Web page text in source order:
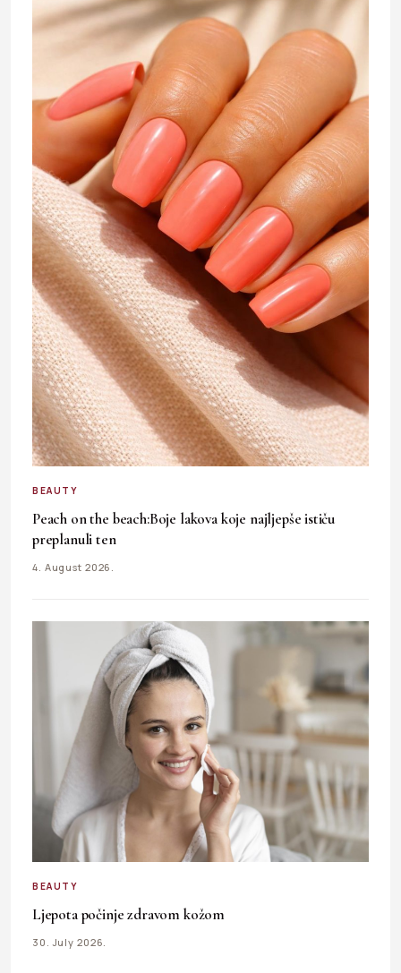
BEAUTY
Peach on the beach:Boje lakova koje najljepše ističu
preplanuli ten
4. August 2026.
BEAUTY
Ljepota počinje zdravom kožom
30. July 2026.